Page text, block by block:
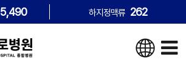
5,490 하지정맥류 262